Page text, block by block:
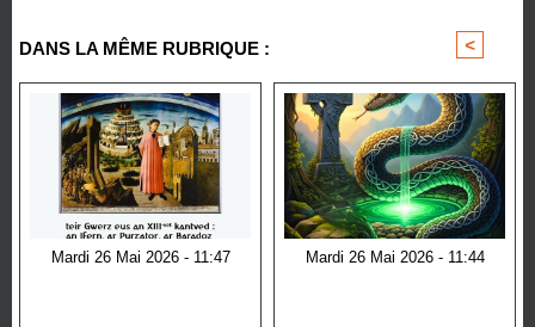
DANS LA MÊME RUBRIQUE : <
Mardi 26 Mai 2026 - 11:47 Mardi 26 Mai 2026 - 11:44